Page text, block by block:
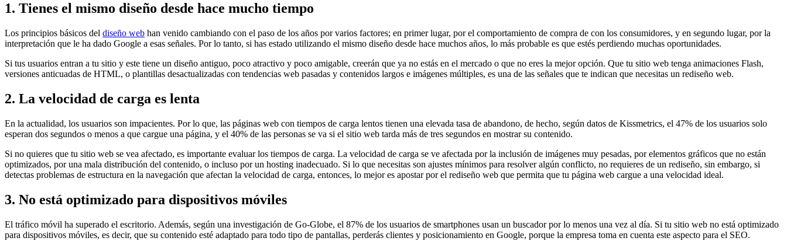
1. Tienes el mismo diseño desde hace mucho tiempo
Los principios básicos del diseño web han venido cambiando con el paso de los años por varios factores; en primer lugar, por el comportamiento de compra de con los consumidores, y en segundo lugar, por la
interpretación que le ha dado Google a esas señales. Por lo tanto, si has estado utilizando el mismo diseño desde hace muchos años, lo más probable es que estés perdiendo muchas oportunidades.
Si tus usuarios entran a tu sitio y este tiene un diseño antiguo, poco atractivo y poco amigable, creerán que ya no estás en el mercado o que no eres la mejor opción. Que tu sitio web tenga animaciones Flash,
versiones anticuadas de HTML, o plantillas desactualizadas con tendencias web pasadas y contenidos largos e imágenes múltiples, es una de las señales que te indican que necesitas un rediseño web.
2. La velocidad de carga es lenta
En la actualidad, los usuarios son impacientes. Por lo que, las páginas web con tiempos de carga lentos tienen una elevada tasa de abandono, de hecho, según datos de Kissmetrics, el 47% de los usuarios solo
esperan dos segundos o menos a que cargue una página, y el 40% de las personas se va si el sitio web tarda más de tres segundos en mostrar su contenido.
Si no quieres que tu sitio web se vea afectado, es importante evaluar los tiempos de carga. La velocidad de carga se ve afectada por la inclusión de imágenes muy pesadas, por elementos gráficos que no están
optimizados, por una mala distribución del contenido, o incluso por un hosting inadecuado. Si lo que necesitas son ajustes mínimos para resolver algún conflicto, no requieres de un rediseño, sin embargo, si
detectas problemas de estructura en la navegación que afectan la velocidad de carga, entonces, lo mejor es apostar por el rediseño web que permita que tu página web cargue a una velocidad ideal.
3. No está optimizado para dispositivos móviles
El tráfico móvil ha superado el escritorio. Además, según una investigación de Go-Globe, el 87% de los usuarios de smartphones usan un buscador por lo menos una vez al día. Si tu sitio web no está optimizado
para dispositivos móviles, es decir, que su contenido esté adaptado para todo tipo de pantallas, perderás clientes y posicionamiento en Google, porque la empresa toma en cuenta este aspecto para el SEO.